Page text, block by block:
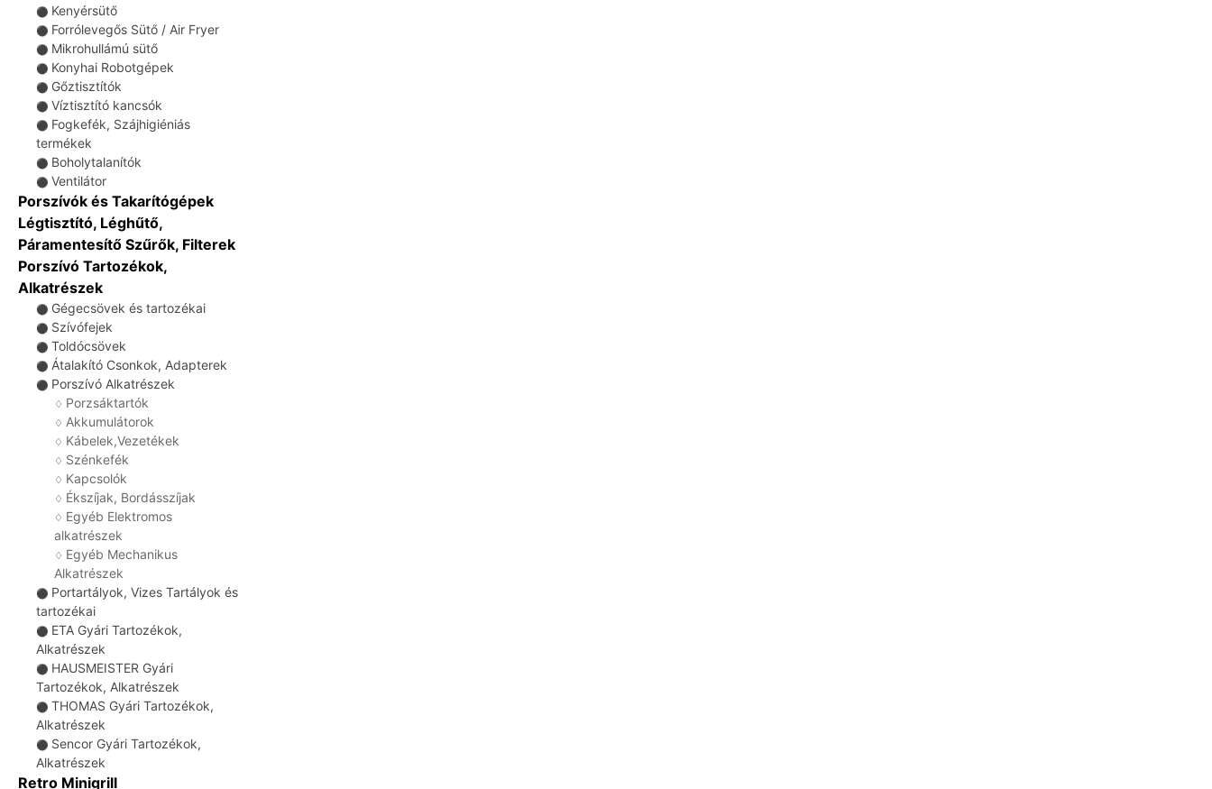
⚫ Kenyérsütő
⚫ Forrólevegős Sütő / Air Fryer
⚫ Mikrohullámú sütő
⚫ Konyhai Robotgépek
⚫ Gőztisztítók
⚫ Víztisztító kancsók
⚫ Fogkefék, Szájhigiéniás
termékek
⚫ Boholytalanítók
⚫ Ventilátor
Porszívók és Takarítógépek
Légtisztító, Léghűtő,
Páramentesítő Szűrők, Filterek
Porszívó Tartozékok,
Alkatrészek
⚫ Gégecsövek és tartozékai
⚫ Szívófejek
⚫ Toldócsövek
⚫ Átalakító Csonkok, Adapterek
⚫ Porszívó Alkatrészek
♢ Porzsáktartók
♢ Akkumulátorok
♢ Kábelek,Vezetékek
♢ Szénkefék
♢ Kapcsolók
♢ Ékszíjak, Bordásszíjak
♢ Egyéb Elektromos
alkatrészek
♢ Egyéb Mechanikus
Alkatrészek
⚫ Portartályok, Vizes Tartályok és
tartozékai
⚫ ETA Gyári Tartozékok,
Alkatrészek
⚫ HAUSMEISTER Gyári
Tartozékok, Alkatrészek
⚫ THOMAS Gyári Tartozékok,
Alkatrészek
⚫ Sencor Gyári Tartozékok,
Alkatrészek
Retro Minigrill